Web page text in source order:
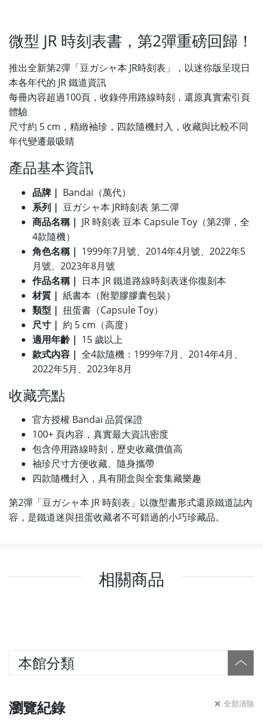
本館分類
瀏覽紀錄 全部清除
微型 JR 時刻表書，第2彈重磅回歸！
推出全新第2彈「豆ガシャ本 JR時刻表」，以迷你版呈現日
本各年代的 JR 鐵道資訊
每冊內容超過100頁，收錄停用路線時刻，還原真實索引頁
體驗
尺寸約 5 cm，精緻袖珍，四款隨機封入，收藏與比較不同
年代變遷最吸睛
產品基本資訊
品牌｜ Bandai（萬代）
系列｜ 豆ガシャ本 JR時刻表 第二彈
商品名稱｜ JR 時刻表 豆本 Capsule Toy（第2彈，全
4款隨機）
角色名稱｜ 1999年7月號、2014年4月號、2022年5
月號、2023年8月號
作品名稱｜ 日本 JR 鐵道路線時刻表迷你復刻本
材質｜ 紙書本（附塑膠膠囊包裝）
類型｜ 扭蛋書（Capsule Toy）
尺寸｜ 約 5 cm（高度）
適用年齡｜ 15 歲以上
款式內容｜ 全4款隨機：1999年7月、2014年4月、
2022年5月、2023年8月
收藏亮點
官方授權 Bandai 品質保證
100+ 頁內容，真實最大資訊密度
包含停用路線時刻，歷史收藏價值高
袖珍尺寸方便收藏、隨身攜帶
四款隨機封入，具有開盒與全套集藏樂趣
第2彈「豆ガシャ本 JR 時刻表」以微型書形式還原鐵道誌內
容，是鐵道迷與扭蛋收藏者不可錯過的小巧珍藏品。
相關商品